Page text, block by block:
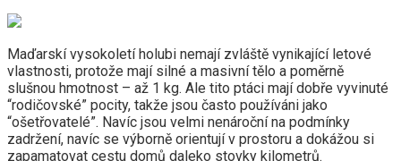
Maďarskí vysokoletí holubi nemají zvláště vynikající letové
vlastnosti, protože mají silné a masivní tělo a poměrně
slušnou hmotnost – až 1 kg. Ale tito ptáci mají dobře vyvinuté
“rodičovské” pocity, takže jsou často používáni jako
“ošetřovatelé”. Navíc jsou velmi nenároční na podmínky
zadržení, navíc se výborně orientují v prostoru a dokážou si
zapamatovat cestu domů daleko stovky kilometrů.